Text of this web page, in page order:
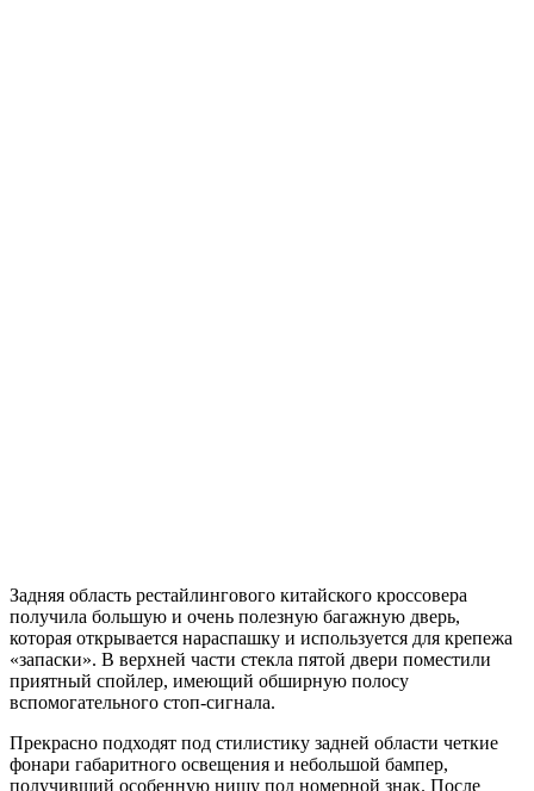
Задняя область рестайлингового китайского кроссовера
получила большую и очень полезную багажную дверь,
которая открывается нараспашку и используется для крепежа
«запаски». В верхней части стекла пятой двери поместили
приятный спойлер, имеющий обширную полосу
вспомогательного стоп-сигнала.
Прекрасно подходят под стилистику задней области четкие
фонари габаритного освещения и небольшой бампер,
получивший особенную нишу под номерной знак. После